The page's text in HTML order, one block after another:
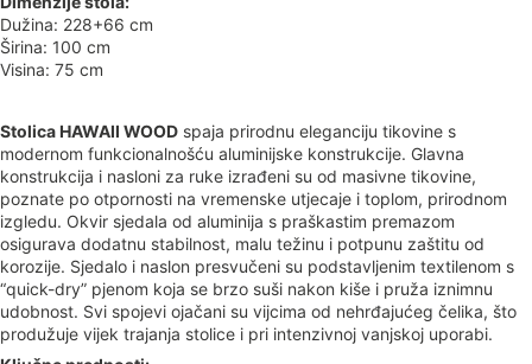
Dužina: 228+66 cm
Širina: 100 cm
Visina: 75 cm
Stolica HAWAII WOOD spaja prirodnu eleganciju tikovine s
modernom funkcionalnošću aluminijske konstrukcije. Glavna
konstrukcija i nasloni za ruke izrađeni su od masivne tikovine,
poznate po otpornosti na vremenske utjecaje i toplom, prirodnom
izgledu. Okvir sjedala od aluminija s praškastim premazom
osigurava dodatnu stabilnost, malu težinu i potpunu zaštitu od
korozije. Sjedalo i naslon presvučeni su podstavljenim textilenom s
“quick-dry” pjenom koja se brzo suši nakon kiše i pruža iznimnu
udobnost. Svi spojevi ojačani su vijcima od nehrđajućeg čelika, što
produžuje vijek trajanja stolice i pri intenzivnoj vanjskoj uporabi.